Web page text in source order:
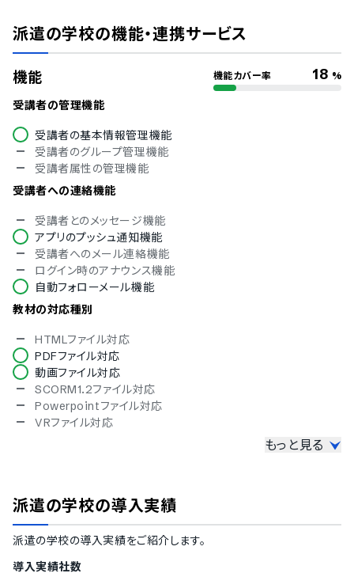
冗長化
通信の暗号化
IP制限
二要素認証・二段階認証
シングルサインオン
対応言語
中国語
デンマーク語
英語
フランス語
ドイツ語
イタリア語
韓国語
ノルウェー語
ポルトガル語
スペイン語
タイ語
インドネシア語
ブルガリア語
チェコ語
ポーランド語
派遣の学校の機能・連携サービス
機能 機能カバー率 18 %
受講者の管理機能
受講者の基本情報管理機能
受講者のグループ管理機能
受講者属性の管理機能
受講者への連絡機能
受講者とのメッセージ機能
アプリのプッシュ通知機能
受講者へのメール連絡機能
ログイン時のアナウンス機能
自動フォローメール機能
教材の対応種別
HTMLファイル対応
PDFファイル対応
動画ファイル対応
SCORM1.2ファイル対応
Powerpointファイル対応
VRファイル対応
コース毎の受講条件の設定
集合研修の管理機能
テスト問題の登録機能
アンケート実施
もっと見る
派遣の学校の導入実績
派遣の学校の導入実績をご紹介します。
導入実績社数